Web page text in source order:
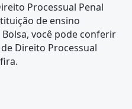
Processual Penal
de ensino
você pode conferir
Direito Processual